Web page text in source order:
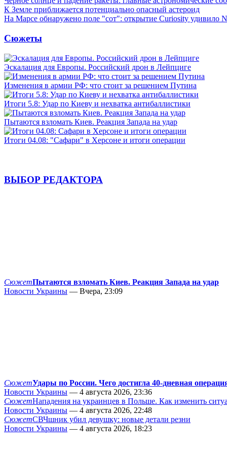
К Земле приближается потенциально опасный астероид
На Марсе обнаружено поле "сот": открытие Curiosity удивило
Сюжеты
Эскалация для Европы. Российский дрон в Лейпциге
Изменения в армии РФ: что стоит за решением Путина
Итоги 5.8: Удар по Киеву и нехватка антибаллистики
Пытаются взломать Киев. Реакция Запада на удар
Итоги 04.08: "Сафари" в Херсоне и итоги операции
ВЫБОР РЕДАКТОРА
СюжетПытаются взломать Киев. Реакция Запада на удар
Новости Украины — Вчера, 23:09
СюжетУдары по России. Чего достигла 40-дневная
Новости Украины — 4 августа 2026, 23:36
СюжетНападения на украинцев в Польше. Как изменить
Новости Украины — 4 августа 2026, 22:48
СюжетСВЧшник убил девушку: новые детали резни
Новости Украины — 4 августа 2026, 18:23